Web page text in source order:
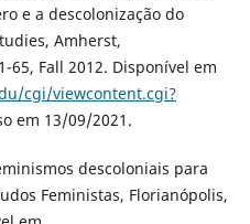
e a descolonização do
Amherst,
65, Fall 2012. Disponível em
cgi/viewcontent.cgi?
em 13/09/2021.
descoloniais para
Feministas, Florianópolis,